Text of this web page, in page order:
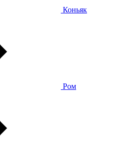
Коньяк
Ром